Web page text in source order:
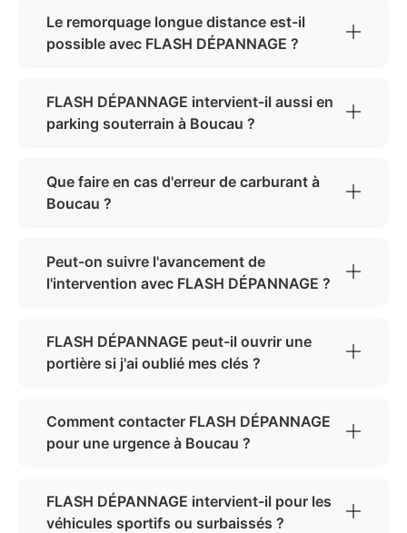
Le remorquage longue distance est-il
possible avec FLASH DÉPANNAGE ?
FLASH DÉPANNAGE intervient-il aussi en
parking souterrain à Boucau ?
Que faire en cas d'erreur de carburant à
Boucau ?
Peut-on suivre l'avancement de
l'intervention avec FLASH DÉPANNAGE ?
FLASH DÉPANNAGE peut-il ouvrir une
portière si j'ai oublié mes clés ?
Comment contacter FLASH DÉPANNAGE
pour une urgence à Boucau ?
FLASH DÉPANNAGE intervient-il pour les
véhicules sportifs ou surbaissés ?